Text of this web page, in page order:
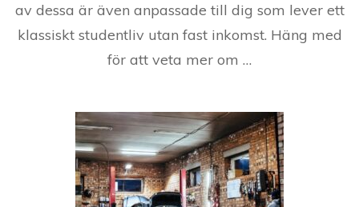
av dessa är även anpassade till dig som lever ett
klassiskt studentliv utan fast inkomst. Häng med
för att veta mer om …